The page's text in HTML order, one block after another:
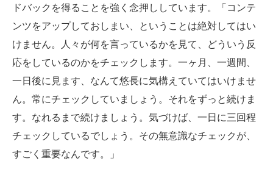
ドバックを得ることを強く念押ししています。「コンテ
ンツをアップしておしまい、ということは絶対してはい
けません。人々が何を言っているかを見て、どういう反
応をしているのかをチェックします。一ヶ月、一週間、
一日後に見ます、なんて悠長に気構えていてはいけませ
ん。常にチェックしていましょう。それをずっと続けま
す。なれるまで続けましょう。気づけば、一日に三回程
チェックしているでしょう。その無意識なチェックが、
すごく重要なんです。」